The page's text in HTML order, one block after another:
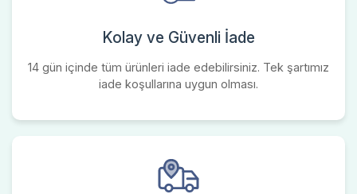
Kolay ve Güvenli İade
14 gün içinde tüm ürünleri iade edebilirsiniz. Tek şartımız
iade koşullarına uygun olması.